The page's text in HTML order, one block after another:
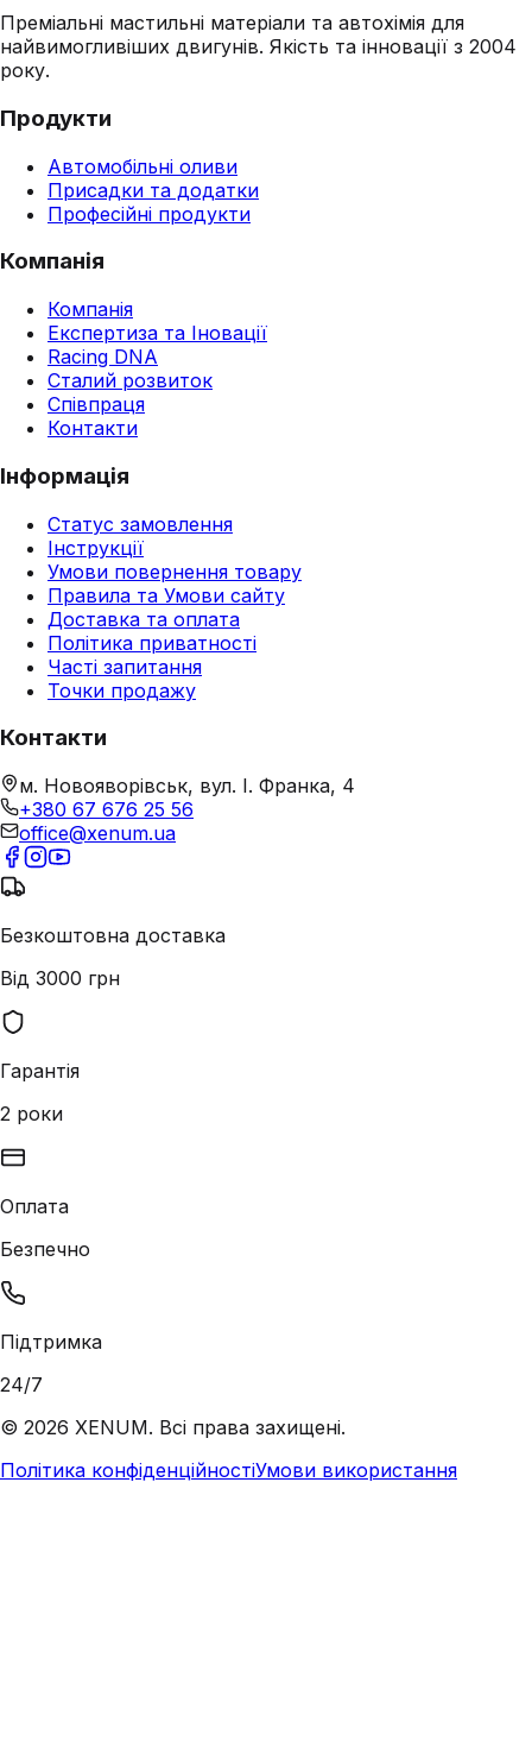
Преміальні мастильні матеріали та автохімія для
найвимогливіших двигунів. Якість та інновації з 2004
року.
Продукти
Автомобільні оливи
Присадки та додатки
Професійні продукти
Компанія
Компанія
Експертиза та Іновації
Racing DNA
Сталий розвиток
Співпраця
Контакти
Інформація
Статус замовлення
Інструкції
Умови повернення товару
Правила та Умови сайту
Доставка та оплата
Політика приватності
Часті запитання
Точки продажу
Контакти
м. Новояворівськ, вул. І. Франка, 4
+380 67 676 25 56
office@xenum.ua
Безкоштовна доставка
Від 3000 грн
Гарантія
2 роки
Оплата
Безпечно
Підтримка
24/7
© 2026 XENUM. Всі права захищені.
Політика конфіденційностіУмови використання